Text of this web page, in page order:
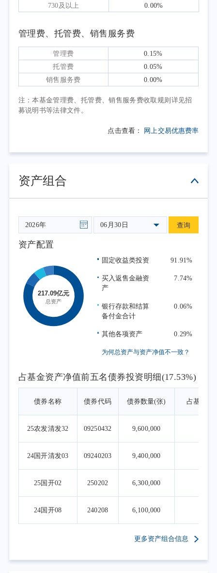
15BP。信用债市场表现良好，信用利差多有压
报告期内本基金主要以抽样复制的方式跟
踪指数。操作上，本基金总体上参考指数的结
构和久期进行配置，辅助动态优化方法提高跟
踪效果。
730及以上 0.00%
管理费、托管费、销售服务费
管理费
0.15%
托管费
0.05%
销售服务费
0.00%
注：本基金管理费、托管费、销售服务费收取规则详见招
募说明书等法律文件。
点击查看： 网上交易优惠费率
资产组合
06月30日 查询
资产配置
固定收益类投资 91.91%
买入返售金融资
产
7.74%
银行存款和结算
备付金合计
0.06%
其他各项资产 0.29%
为何总资产与资产净值不一致？
占基金资产净值前五名债券投资明细(17.53%)
债券名称 债券代码 债券数量(张) 占基金资
25农发清发32 09250432 9,600,000
24国开清发03 09240203 9,400,000
25国开02 250202 6,300,000
24国开08 240208 6,100,000
更多资产组合信息